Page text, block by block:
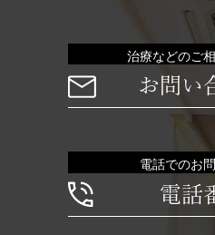
治療などのご
お問い
電話でのお
電話